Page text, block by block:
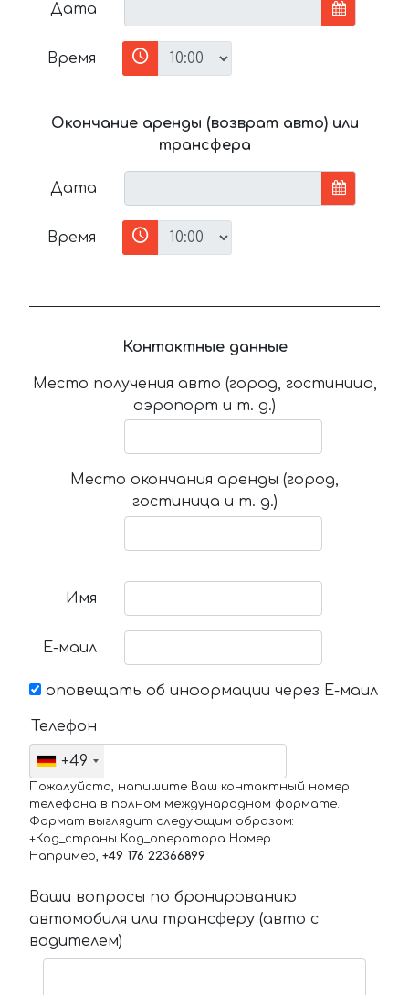
Дата
Время
Окончание аренды (возврат авто) или
трансфера
Дата
Время
Контактные данные
Место получения авто (город, гостиница,
аэропорт и т. д.)
Место окончания аренды (город,
гостиница и т. д.)
Имя
Е-маил
оповещать об информации через Е-маил
Телефон
+49
Пожалуйста, напишите Ваш контактный номер
телефона в полном международном формате.
Формат выглядит следующим образом:
+Код_страны Код_оператора Номер
Например, +49 176 22366899
Ваши вопросы по бронированию
автомобиля или трансферу (авто с
водителем)